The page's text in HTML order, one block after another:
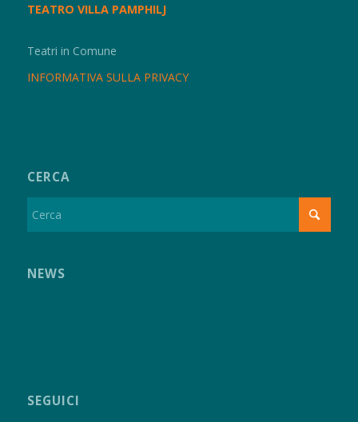
TEATRO VILLA PAMPHILJ
Teatri in Comune
INFORMATIVA SULLA PRIVACY
CERCA
NEWS
SEGUICI